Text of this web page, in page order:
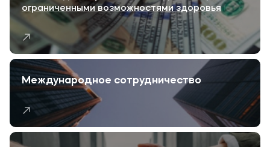
ограниченными возможностями здоровья
Международное сотрудничество